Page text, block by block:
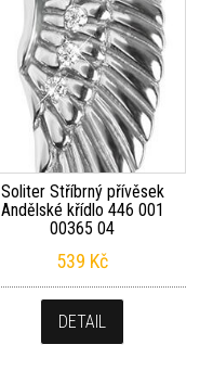
Soliter Stříbrný přívěsek
Andělské křídlo 446 001
00365 04
539 Kč
DETAIL